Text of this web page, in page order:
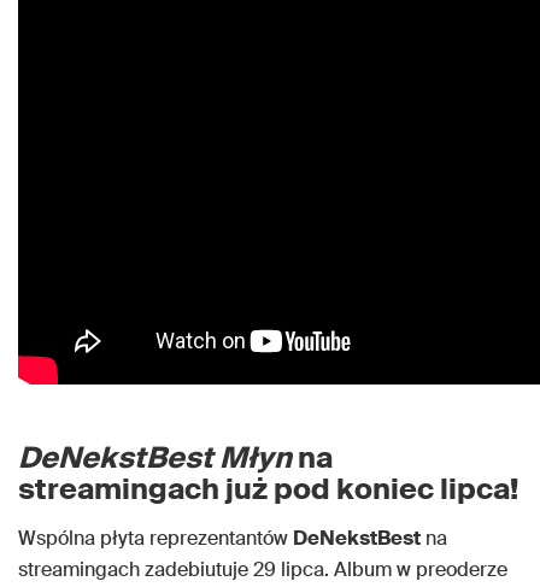
DeNekstBest Młynna
streamingach już pod koniec lipca!
Wspólna płyta reprezentantów DeNekstBest na
streamingach zadebiutuje 29 lipca. Album w preoderze